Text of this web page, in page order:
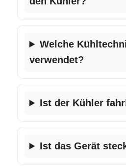
Welche
verwendet?
Ist der Kühler
Ist das Gerät